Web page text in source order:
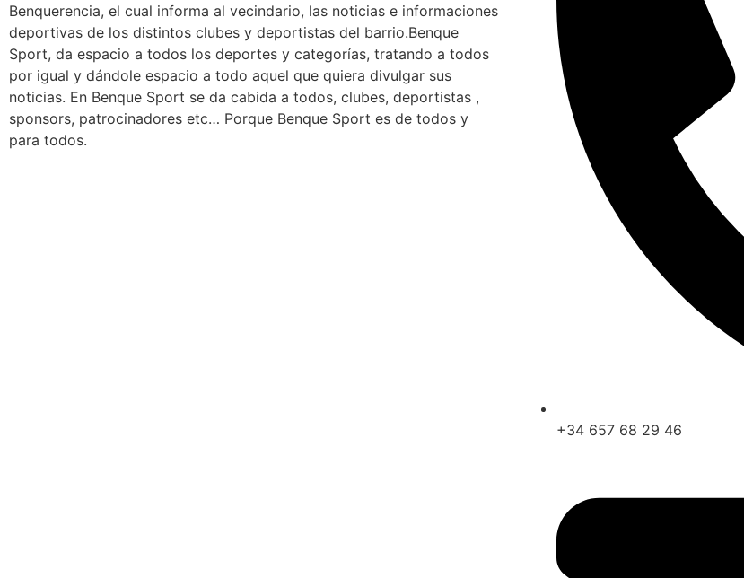
Benquerencia, el cual informa al vecindario, las noticias e informaciones
deportivas de los distintos clubes y deportistas del barrio.Benque
Sport, da espacio a todos los deportes y categorías, tratando a todos
por igual y dándole espacio a todo aquel que quiera divulgar sus
noticias. En Benque Sport se da cabida a todos, clubes, deportistas ,
sponsors, patrocinadores etc… Porque Benque Sport es de todos y
para todos.
+34 657 68 29 46